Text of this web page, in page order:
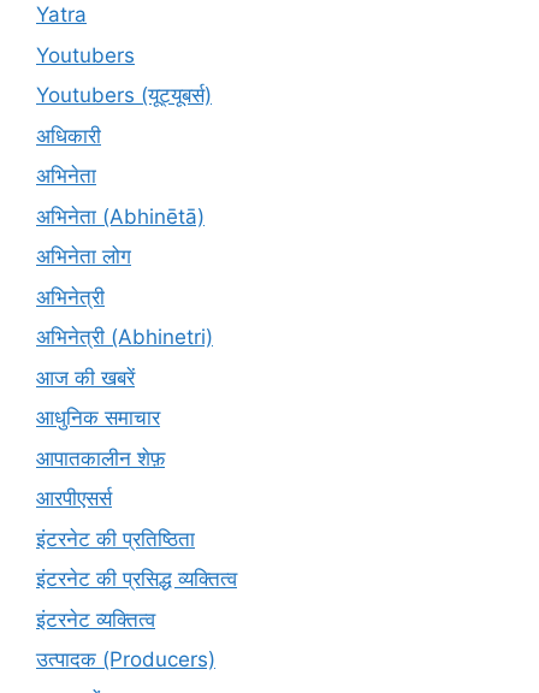
Yatra
Youtubers
Youtubers (यूट्यूबर्स)
अधिकारी
अभिनेता
अभिनेता (Abhinētā)
अभिनेता लोग
अभिनेत्री
अभिनेत्री (Abhinetri)
आज की खबरें
आधुनिक समाचार
आपातकालीन शेफ़
आरपीएसर्स
इंटरनेट की प्रतिष्ठिता
इंटरनेट की प्रसिद्ध व्यक्तित्व
इंटरनेट व्यक्तित्व
उत्पादक (Producers)